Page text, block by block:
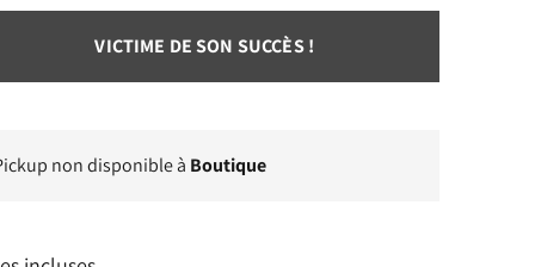
VICTIME DE SON SUCCÈS !
non disponible à Boutique